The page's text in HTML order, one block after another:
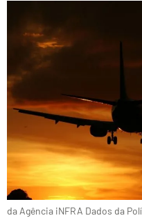
da Agência iNFRA Dados da